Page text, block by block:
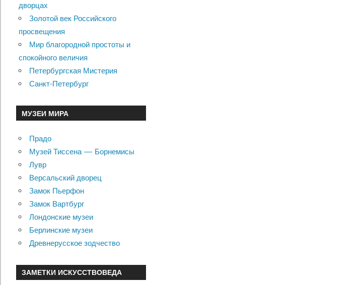
дворцах
Золотой век Российского
просвещения
Мир благородной простоты и
спокойного величия
Петербургская Мистерия
Санкт-Петербург
МУЗЕИ МИРА
Прадо
Музей Тиссена — Борнемисы
Лувр
Версальский дворец
Замок Пьерфон
Замок Вартбург
Лондонские музеи
Берлинские музеи
Древнерусское зодчество
ЗАМЕТКИ ИСКУССТВОВЕДА